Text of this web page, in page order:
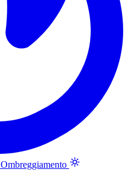
Ombreggiamento